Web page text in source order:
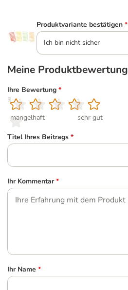
Produktvariante bestätigen *
Ich bin nicht sicher
Meine Produktbewertung
Ihre Bewertung *
1
mangelhaft
2
3
4
5
sehr gut
Titel Ihres Beitrags *
Ihr Kommentar *
Ihr Name *